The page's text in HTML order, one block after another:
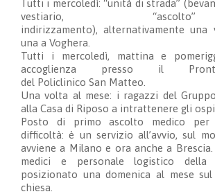
Tutti i mercoledì: “unità di strada”
vestiario,
indirizzamento),alternativamenteuna
una a Voghera
Tutti i mercoledì, mattina e
accoglienza presso il P
del Policlinico San Matteo
Una volta al mese: i ragazzi del
alla Casa di Riposo a intrattenere gli
Posto di primo ascolto medico
difficoltà: è un servizio all’avvio, sul
avviene a Milano e ora anche a
medici e personale logistico della
posizionato una domenica al mese
chiesa.